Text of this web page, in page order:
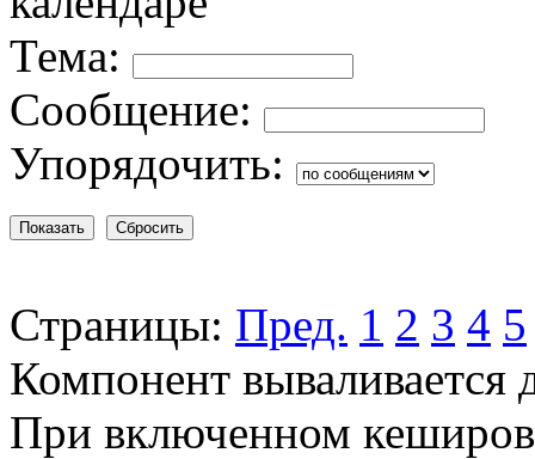
Тема:
Сообщение:
Упорядочить:
Страницы: Пред. 1 2 3 4 5
Компонент вываливается
При включенном